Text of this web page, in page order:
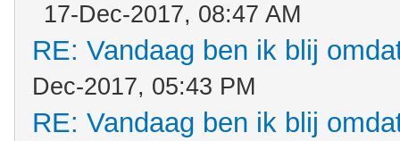
17-Dec-2017, 08:47 AM
RE: Vandaag ben ik blij
Dec-2017, 05:43 PM
RE: Vandaag ben ik blij